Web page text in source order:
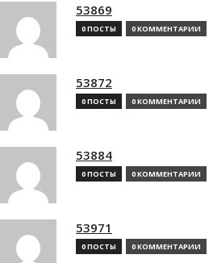
53869
0 ПОСТЫ 0 КОММЕНТАРИИ
53872
0 ПОСТЫ 0 КОММЕНТАРИИ
53884
0 ПОСТЫ 0 КОММЕНТАРИИ
53971
0 ПОСТЫ 0 КОММЕНТАРИИ